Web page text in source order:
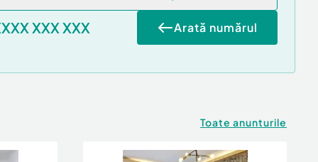
XXX XXX Arată numărul
Toate anunturile